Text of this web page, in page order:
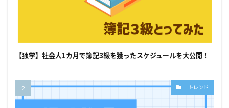
【独学】社会人1カ月で簿記3級を獲ったスケジュールを大公開！
ITトレンド